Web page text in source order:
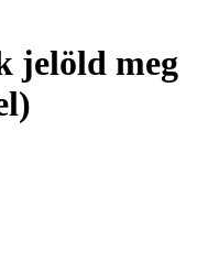
jelöld meg